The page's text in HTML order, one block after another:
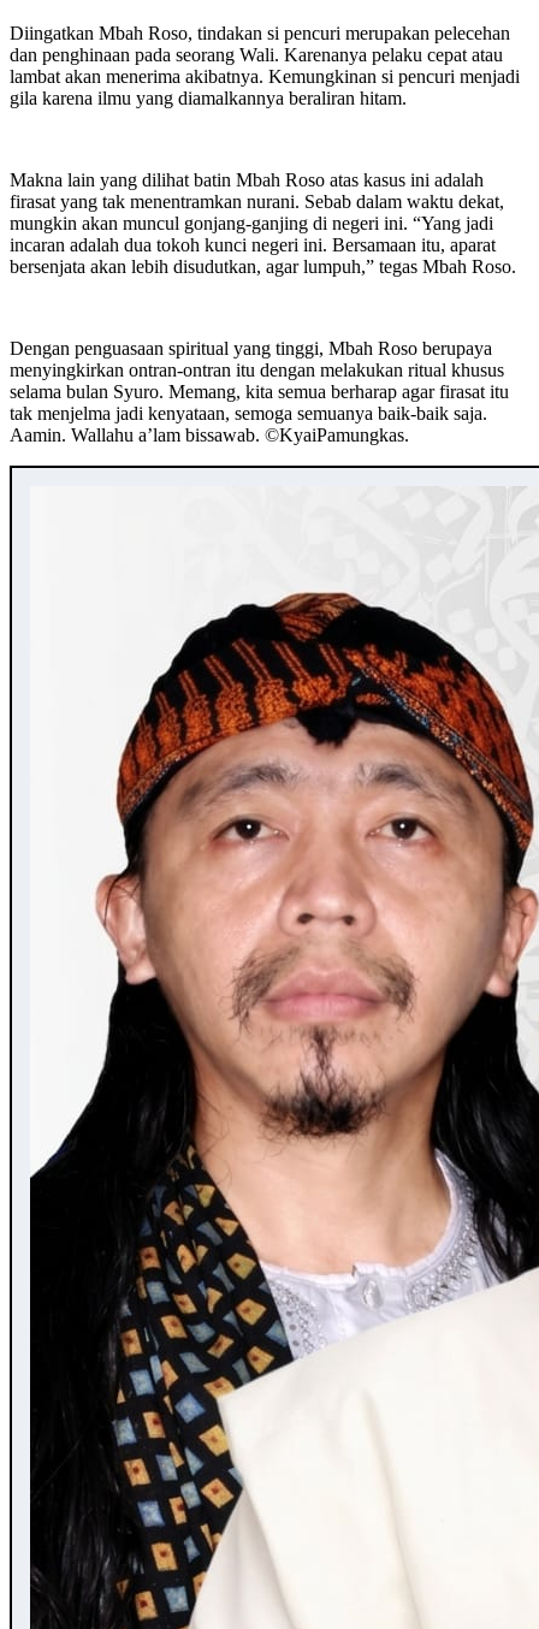
Diingatkan Mbah Roso, tindakan si pencuri merupakan pelecehan
dan penghinaan pada seorang Wali. Karenanya pelaku cepat atau
lambat akan menerima akibatnya. Kemungkinan si pencuri menjadi
gila karena ilmu yang diamalkannya beraliran hitam.
Makna lain yang dilihat batin Mbah Roso atas kasus ini adalah
firasat yang tak menentramkan nurani. Sebab dalam waktu dekat,
mungkin akan muncul gonjang-ganjing di negeri ini. “Yang jadi
incaran adalah dua tokoh kunci negeri ini. Bersamaan itu, aparat
bersenjata akan lebih disudutkan, agar lumpuh,” tegas Mbah Roso.
Dengan penguasaan spiritual yang tinggi, Mbah Roso berupaya
menyingkirkan ontran-ontran itu dengan melakukan ritual khusus
selama bulan Syuro. Memang, kita semua berharap agar firasat itu
tak menjelma jadi kenyataan, semoga semuanya baik-baik saja.
Aamin. Wallahu a’lam bissawab. ©️KyaiPamungkas.